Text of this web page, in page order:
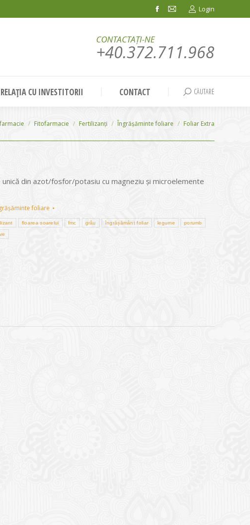
Facebook
in
window
Mail
in
window
Login
CONTACTAȚI-NE
+40.372.711.968
RELAȚIA CU INVESTITORII CONTACT Search:
CĂUTARE
Fitofarmacie Fertilizanți Îngrășăminte foliare Foliar Extra
unică din azot/fosfor/potasiu cu magneziu şi microelemente
foliare
floarea soarelui fmc grâu îngrășământ foliar legume porumb